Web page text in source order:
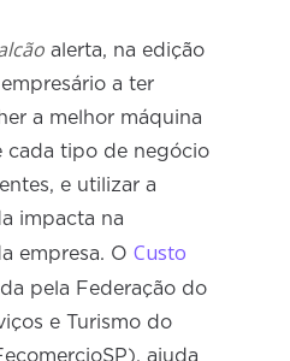
alerta, na edição
a ter
a melhor máquina
cada tipo de negócio
e utilizar a
impacta na
empresa. OCusto
pela Federação do
e Turismo do
ajuda